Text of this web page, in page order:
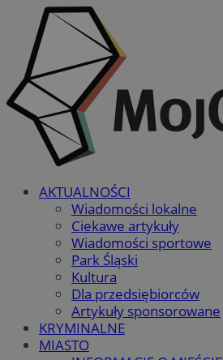
AKTUALNOŚCI
Wiadomości lokalne
Ciekawe artykuły
Wiadomości sportowe
Park Śląski
Kultura
Dla przedsiębiorców
Artykuły sponsorowane
KRYMINALNE
MIASTO